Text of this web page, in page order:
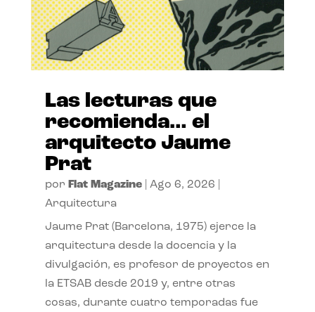
Las lecturas que
recomienda… el
arquitecto Jaume
Prat
por Flat Magazine| Ago 6, 2026
Arquitectura
Jaume Prat (Barcelona, 1975) ejerce la
arquitectura desde la docencia y la
divulgación, es profesor de proyectos en
la ETSAB desde 2019 y, entre otras
cosas, durante cuatro temporadas fue